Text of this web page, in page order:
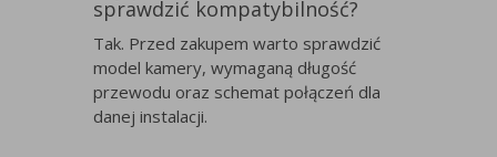
sprawdzić kompatybilność?
Tak. Przed zakupem warto sprawdzić
model kamery, wymaganą długość
przewodu oraz schemat połączeń dla
danej instalacji.